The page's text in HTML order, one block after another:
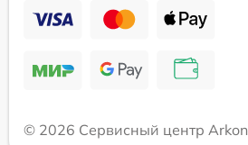
© 2026 Сервисный центр Arkon